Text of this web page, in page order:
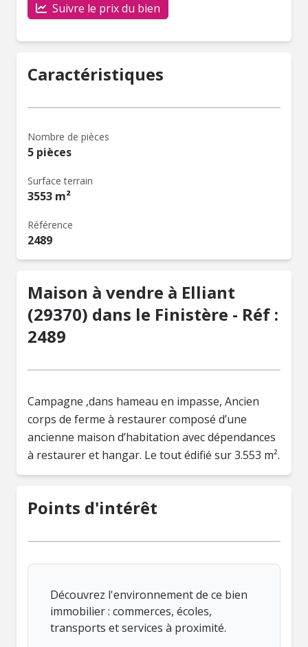
Suivre le prix du bien
Caractéristiques
Nombre de pièces
5 pièces
Surface terrain
3553 m²
Référence
2489
Maison à vendre à Elliant
(29370) dans le Finistère - Réf :
2489
Campagne ,dans hameau en impasse, Ancien
corps de ferme à restaurer composé d’une
ancienne maison d’habitation avec dépendances
à restaurer et hangar. Le tout édifié sur 3.553 m².
Points d'intérêt
Découvrez l'environnement de ce bien
immobilier : commerces, écoles,
transports et services à proximité.